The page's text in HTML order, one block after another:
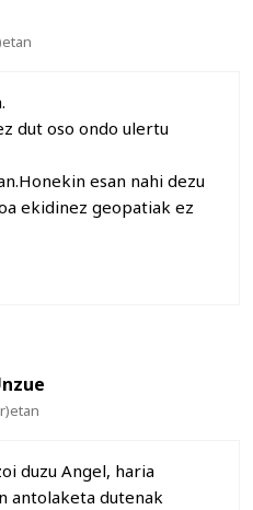
dut oso ondo ulertu
esan nahi dezu
ekidinez geopatiak ez
duzu Angel, haria
antolaketa dutenak